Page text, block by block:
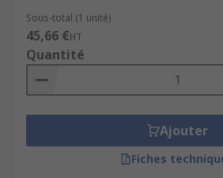
Sous-total (1 unité)
45,66 €HT
Quantité
Ajouter
Fiches